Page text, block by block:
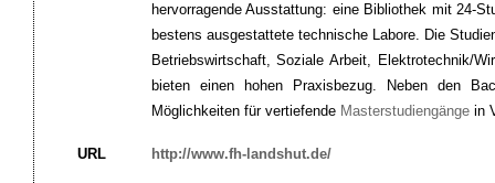
hervorragende Ausstattung: eine Bibliothek mit 24-
bestens ausgestattete technische Labore. Die
Betriebswirtschaft, Soziale Arbeit, Elektrotechnik/
bieten einen hohen Praxisbezug. Neben den
Möglichkeiten für vertiefende Masterstudiengängein
URL http://www.fh-landshut.de/